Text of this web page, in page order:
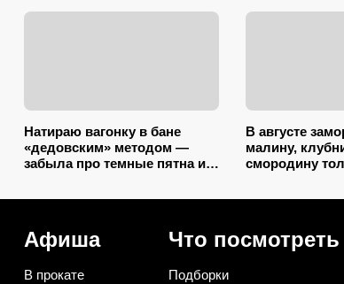
Натираю вагонку в бане
«дедовским» методом —
забыла про темные пятна и
В августе
малину,
смородину
Афиша
В прокате
Что посмотреть
Подборки